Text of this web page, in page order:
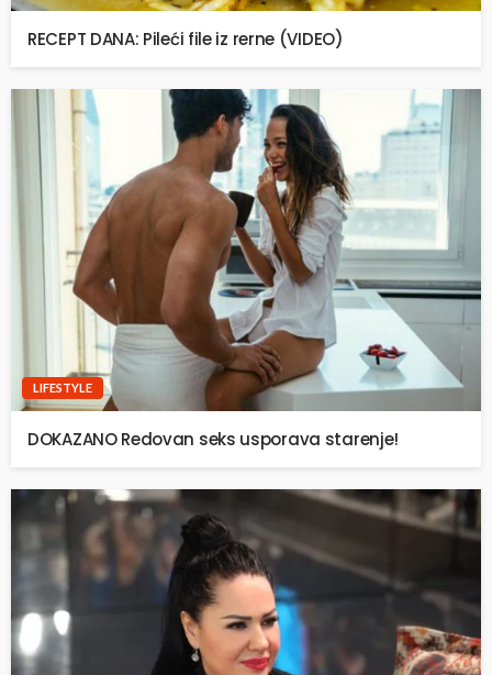
RECEPT DANA: Pileći file iz rerne (VIDEO)
LIFESTYLE
DOKAZANO Redovan seks usporava starenje!